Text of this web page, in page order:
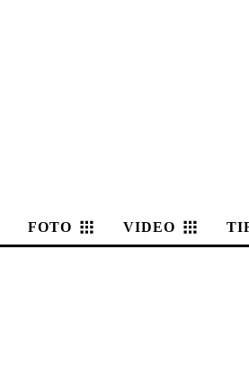
FOTO VIDEO